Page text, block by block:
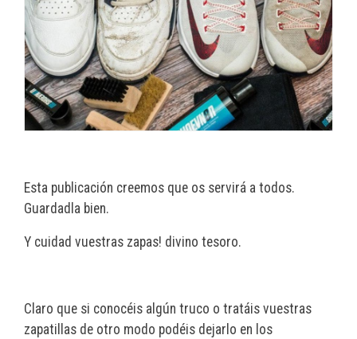
Esta publicación creemos que os servirá a todos.
Guardadla bien.
Y cuidad vuestras zapas! divino tesoro.
Claro que si conocéis algún truco o tratáis vuestras
zapatillas de otro modo podéis dejarlo en los